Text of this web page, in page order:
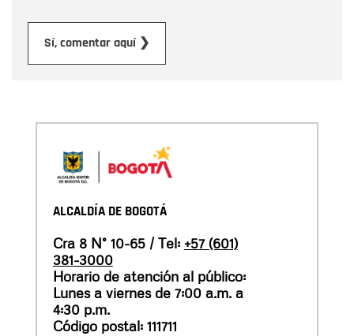
Sí, comentar aquí ❯
ALCALDÍA DE BOGOTÁ
Cra 8 N° 10-65 / Tel: +57 (601)
381-3000
Horario de atención al público:
Lunes a viernes de 7:00 a.m. a
4:30 p.m.
Código postal: 111711